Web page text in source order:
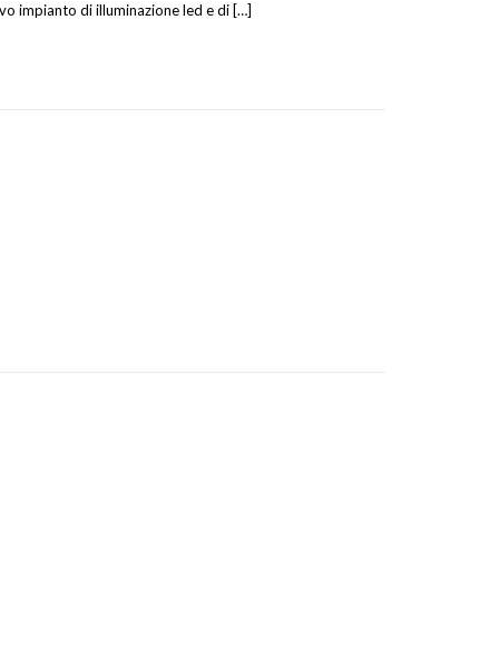
impianto di illuminazione led e di […]